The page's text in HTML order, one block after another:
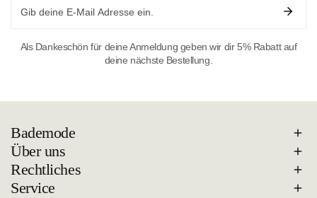
Als Dankeschön für deine Anmeldung geben wir dir 5% Rabatt auf
deine nächste Bestellung.
Bademode
Über uns
Rechtliches
Service